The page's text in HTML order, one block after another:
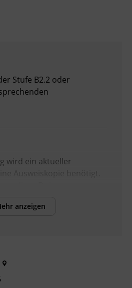
Stufe B2.2 oder
wird ein aktueller
Ausweiskopie benötigt.
oder geben Sie diese
haben, ist Ihre
anzeigen